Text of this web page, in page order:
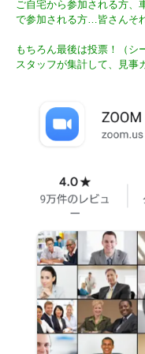
ご自宅から参加される方、
で参加される方…皆さんそ
もちろん最後は投票！（シ
スタッフが集計して、見